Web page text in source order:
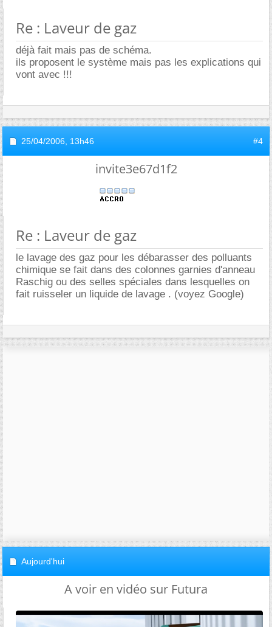
Re : Laveur de gaz
déjà fait mais pas de schéma.
ils proposent le système mais pas les explications qui
vont avec !!!
25/04/2006, 13h46 #4
invite3e67d1f2
Re : Laveur de gaz
le lavage des gaz pour les débarasser des polluants
chimique se fait dans des colonnes garnies d'anneau
Raschig ou des selles spéciales dans lesquelles on
fait ruisseler un liquide de lavage . (voyez Google)
Aujourd'hui
A voir en vidéo sur Futura